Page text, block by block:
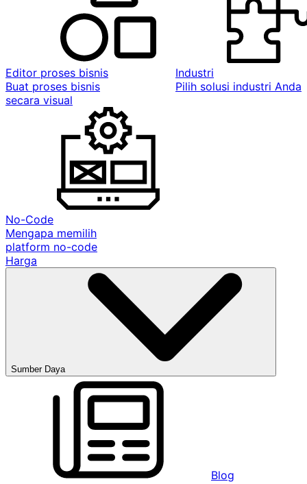
Editor proses bisnis
Buat proses bisnis
secara visual
Industri
Pilih solusi industri Anda
No-Code
Mengapa memilih
platform no-code
Harga
Sumber Daya
Blog